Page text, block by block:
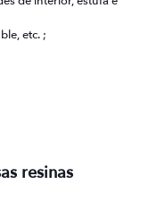
etc. ;
resinas